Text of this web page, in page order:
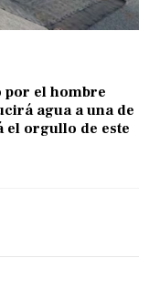
por el hombre
agua a una de
el orgullo de este